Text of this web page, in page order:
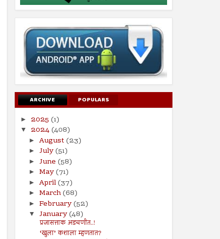
ARCHIVE POPULARS
► 2025 (1)
▼ 2024(408)
► August(23)
► July(51)
► June (58)
► May(71)
► April(37)
► March(68)
► February(52)
▼ January(48)
प्रजासत्ताक अडचणीत..!
‘खुला’ कशाला म्हणतात?